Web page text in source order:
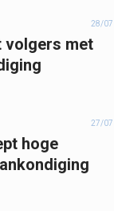
28/07
volgers met
27/07
hoge